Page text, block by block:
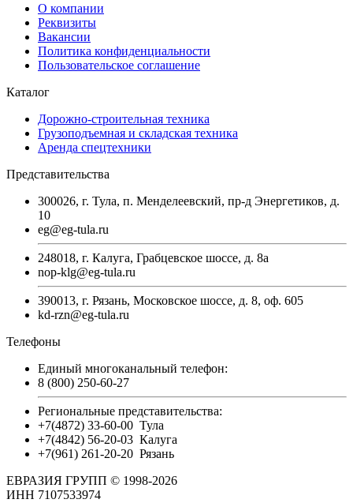
О компании
Реквизиты
Вакансии
Политика конфиденциальности
Пользовательское соглашение
Каталог
Дорожно-строительная техника
Грузоподъемная и складская техника
Аренда спецтехники
Представительства
300026, г. Тула, п. Менделеевский, пр-д Энергетиков, д.
10
eg@eg-tula.ru
248018, г. Калуга, Грабцевское шоссе, д. 8а
nop-klg@eg-tula.ru
390013, г. Рязань, Московское шоссе, д. 8, оф. 605
kd-rzn@eg-tula.ru
Телефоны
Единый многоканальный телефон:
8 (800) 250-60-27
Региональные представительства:
+7(4872) 33-60-00 Тула
+7(4842) 56-20-03 Калуга
+7(961) 261-20-20 Рязань
ЕВРАЗИЯ ГРУПП © 1998-2026
ИНН 7107533974